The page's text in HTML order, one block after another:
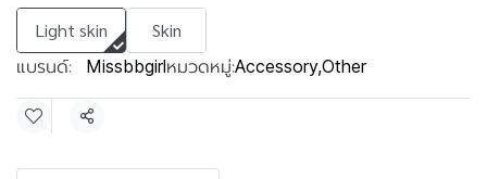
Light skin Skin
แบรนด์: Missbbgirlหมวดหมู่:Accessory,Other
แชร์